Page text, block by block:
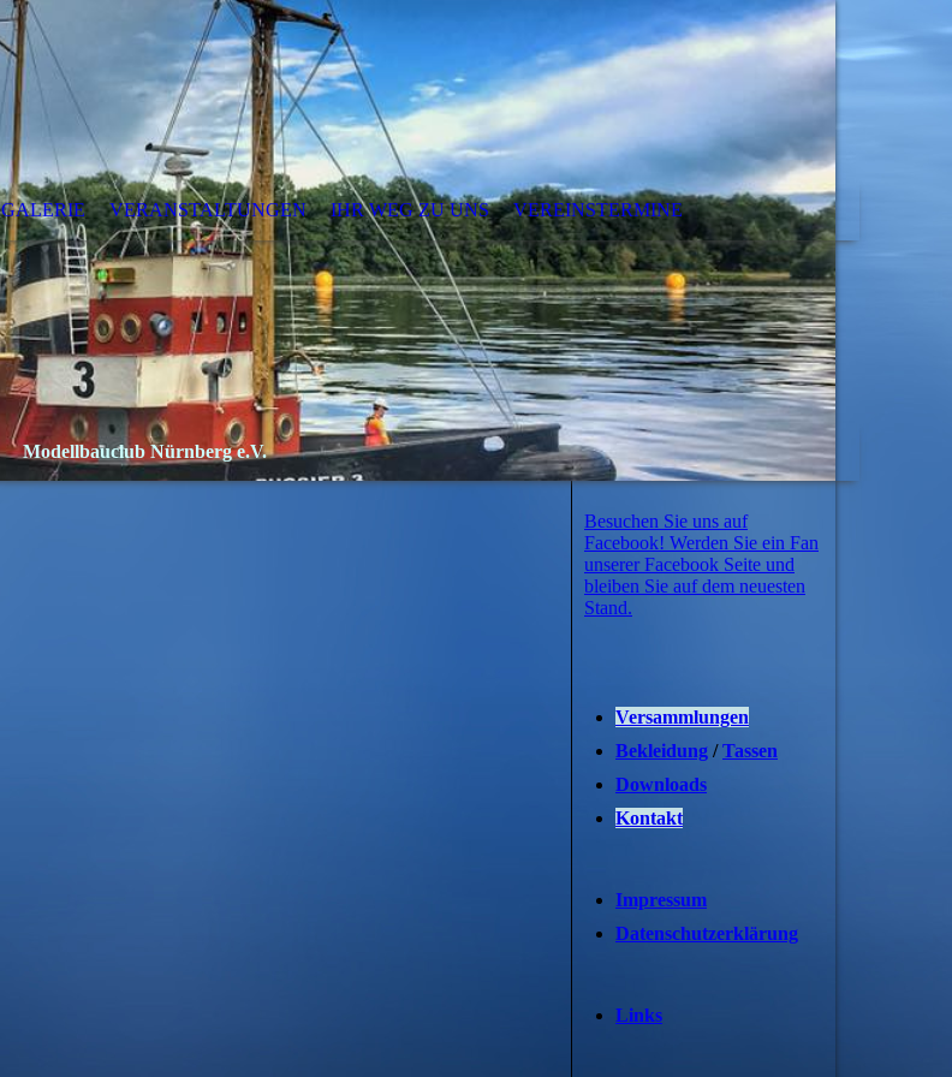
GALERIE VERANSTALTUNGEN IHR WEG ZU UNS VEREINSTERMINE
Modellbauclub Nürnberg e.V.
Besuchen Sie uns auf
Facebook! Werden Sie ein Fan
unserer Facebook Seite und
bleiben Sie auf dem neuesten
Stand.
Versammlungen
Bekleidung /Tassen
Downloads
Kontakt
Impressum
Datenschutzerklärung
Links